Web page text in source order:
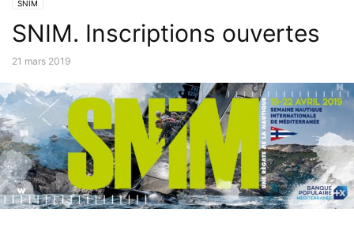
SNIM
SNIM. Inscriptions ouvertes
21 mars 2019